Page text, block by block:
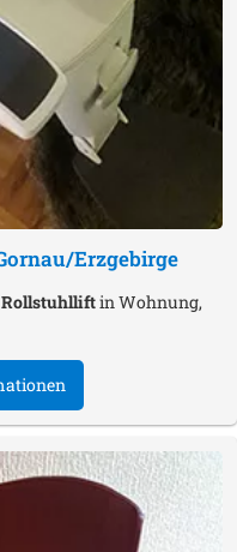
Erzgebirge
Rollstuhlliftin Wohnung,